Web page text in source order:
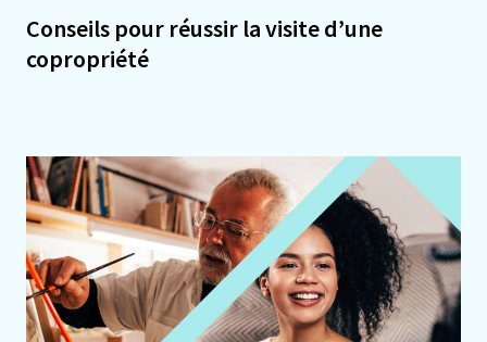
Conseils pour réussir la visite d’une
copropriété